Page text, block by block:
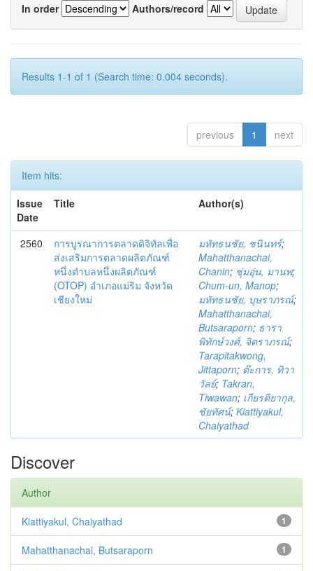
In order
Authors/record
Results 1-1 of 1 (Search time: 0.004 seconds).
previous 1 next
Item hits:
Issue
Date
Title Author(s)
2560
การบูรณาการตลาดดิจิทัลเพื่อ
ส่งเสริมการตลาดผลิตภัณฑ์
หนึ่งตำบลหนึ่งผลิตภัณฑ์
(OTOP) อำเภอแม่ริม จังหวัด
เชียงใหม่
มหัทธนชัย, ชนินทร์;
Mahatthanachai,
Chanin; ชุ่มอุ่น, มานพ;
Chum-un, Manop;
มหัทธนชัย, บุษราภรณ์;
Mahatthanachai,
Butsaraporn; ธารา
พิทักษ์วงศ์, จิตราภรณ์;
Tarapitakwong,
Jittaporn; ต๊ะการ, ทิวา
วัลย์; Takran,
Tiwawan; เกียรติยากุล,
ชัยทัศน์; Kiattiyakul,
Chaiyathad
Discover
Author
1
Kiattiyakul, Chaiyathad
1
Mahatthanachai, Butsaraporn